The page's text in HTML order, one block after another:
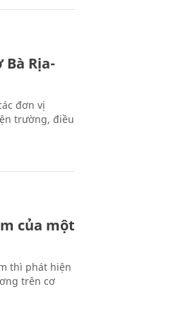
Rịa-
đơn vị
trường, điều
của một
thì phát hiện
trên cơ